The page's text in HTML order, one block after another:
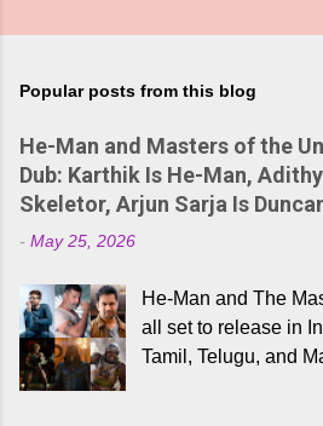
Popular posts from this blog
He-Man and Masters of the
Dub: Karthik Is He-Man,
Skeletor, Arjun Sarja Is
- May 25, 2026
He-Man and The
all set to release in
Tamil, Telugu, and
received a lot of